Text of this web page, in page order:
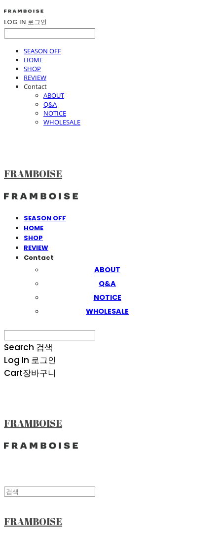
LOG IN 로그인
SEASON OFF
HOME
SHOP
REVIEW
Contact
ABOUT
Q&A
NOTICE
WHOLESALE
FRAMBOISE
SEASON OFF
HOME
SHOP
REVIEW
Contact
ABOUT
Q&A
NOTICE
WHOLESALE
Search 검색
Log In 로그인
Cart장바구니
FRAMBOISE
FRAMBOISE